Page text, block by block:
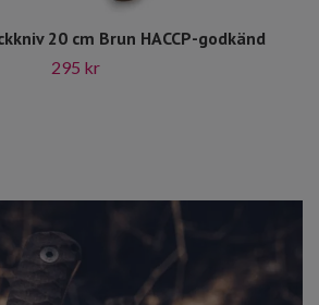
20 cm Brun HACCP-godkänd
295 kr